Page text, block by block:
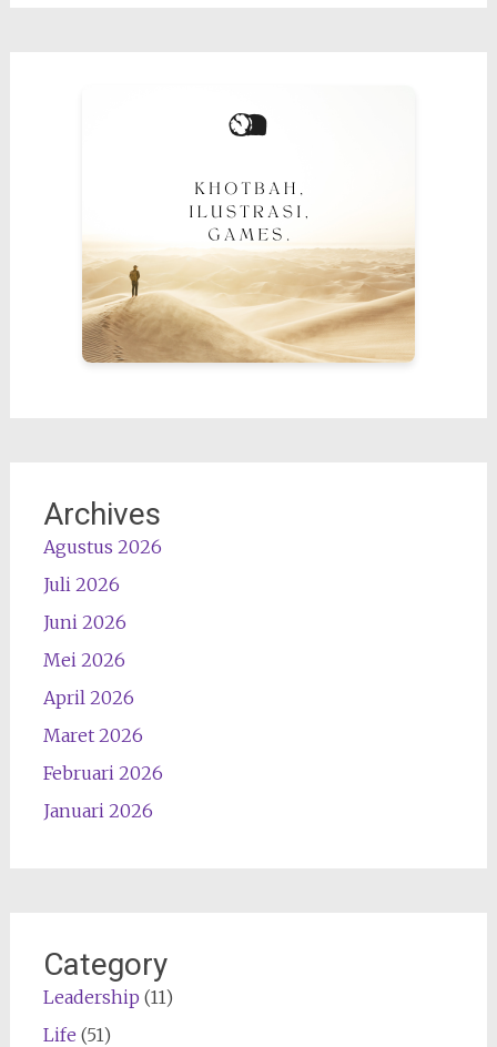
Archives
Agustus 2026
Juli 2026
Juni 2026
Mei 2026
April 2026
Maret 2026
Februari 2026
Januari 2026
Category
Leadership (11)
Life (51)